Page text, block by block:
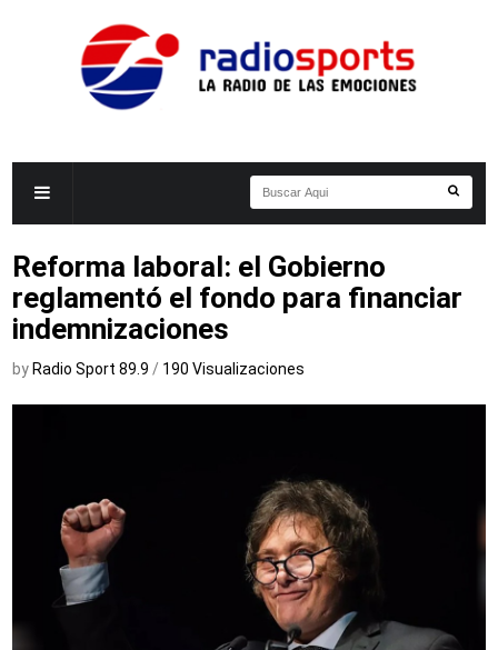
Reforma laboral: el Gobierno
reglamentó el fondo para financiar
indemnizaciones
by Radio Sport 89.9 / 190 Visualizaciones